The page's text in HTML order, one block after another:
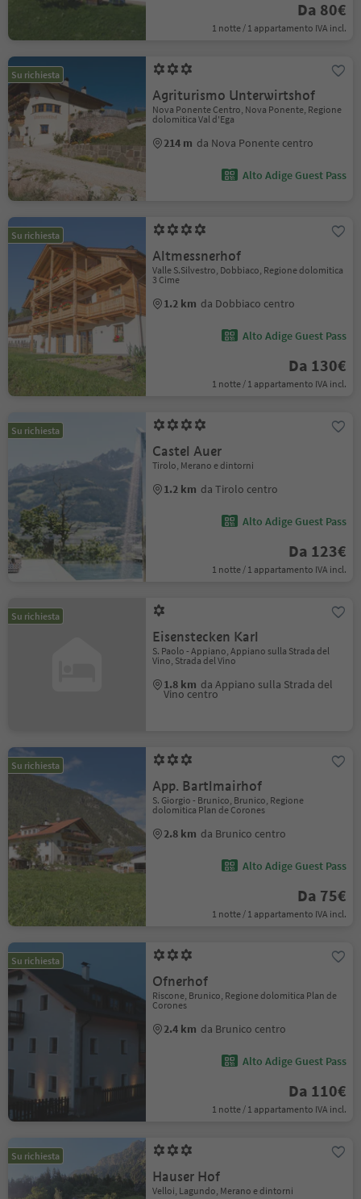
Da 80€
1 notte / 1 appartamento IVA incl.
Su richiesta
Agriturismo Unterwirtshof
Nova Ponente Centro, Nova Ponente, Regione
dolomitica Val d'Ega
214 m da Nova Ponente centro
Alto Adige Guest Pass
Su richiesta
Altmessnerhof
Valle S.Silvestro, Dobbiaco, Regione dolomitica
3 Cime
1.2 km da Dobbiaco centro
Alto Adige Guest Pass
Da 130€
1 notte / 1 appartamento IVA incl.
Su richiesta
Castel Auer
Tirolo, Merano e dintorni
1.2 km da Tirolo centro
Alto Adige Guest Pass
Da 123€
1 notte / 1 appartamento IVA incl.
Su richiesta
Eisenstecken Karl
S. Paolo - Appiano, Appiano sulla Strada del
Vino, Strada del Vino
1.8 km da Appiano sulla Strada del
Vino centro
Su richiesta
App. Bartlmairhof
S. Giorgio - Brunico, Brunico, Regione
dolomitica Plan de Corones
2.8 km da Brunico centro
Alto Adige Guest Pass
Da 75€
1 notte / 1 appartamento IVA incl.
Su richiesta
Ofnerhof
Riscone, Brunico, Regione dolomitica Plan de
Corones
2.4 km da Brunico centro
Alto Adige Guest Pass
Da 110€
1 notte / 1 appartamento IVA incl.
Su richiesta
Hauser Hof
Velloi, Lagundo, Merano e dintorni